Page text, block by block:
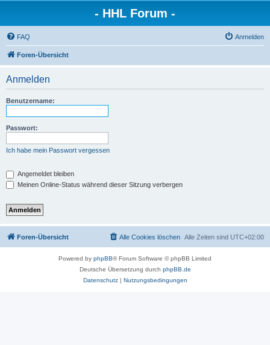
- HHL Forum -
FAQ Anmelden
Foren-Übersicht
Anmelden
Benutzername:
Passwort:
Ich habe mein Passwort vergessen
Angemeldet bleiben
Meinen Online-Status während dieser Sitzung verbergen
Foren-Übersicht Alle Zeiten sind UTC+02:00
Alle Cookies löschen
Powered by phpBB® Forum Software © phpBB Limited
Deutsche Übersetzung durch phpBB.de
Datenschutz| Nutzungsbedingungen